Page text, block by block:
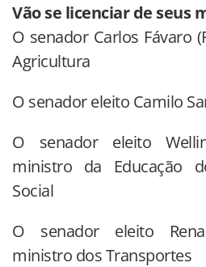
Vão se licenciar de seus
O senador Carlos Fávaro
Agricultura
O senador eleito Camilo
O senador eleito
ministro da Educação
Social
O senador eleito
ministro dos Transportes